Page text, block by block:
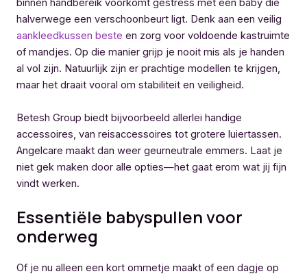
binnen handbereik voorkomt gestress met een baby die
halverwege een verschoonbeurt ligt. Denk aan een veilig
aankleedkussen beste en zorg voor voldoende kastruimte
of mandjes. Op die manier grijp je nooit mis als je handen
al vol zijn. Natuurlijk zijn er prachtige modellen te krijgen,
maar het draait vooral om stabiliteit en veiligheid.
Betesh Group biedt bijvoorbeeld allerlei handige
accessoires, van reisaccessoires tot grotere luiertassen.
Angelcare maakt dan weer geurneutrale emmers. Laat je
niet gek maken door alle opties—het gaat erom wat jij fijn
vindt werken.
Essentiële babyspullen voor
onderweg
Of je nu alleen een kort ommetje maakt of een dagje op